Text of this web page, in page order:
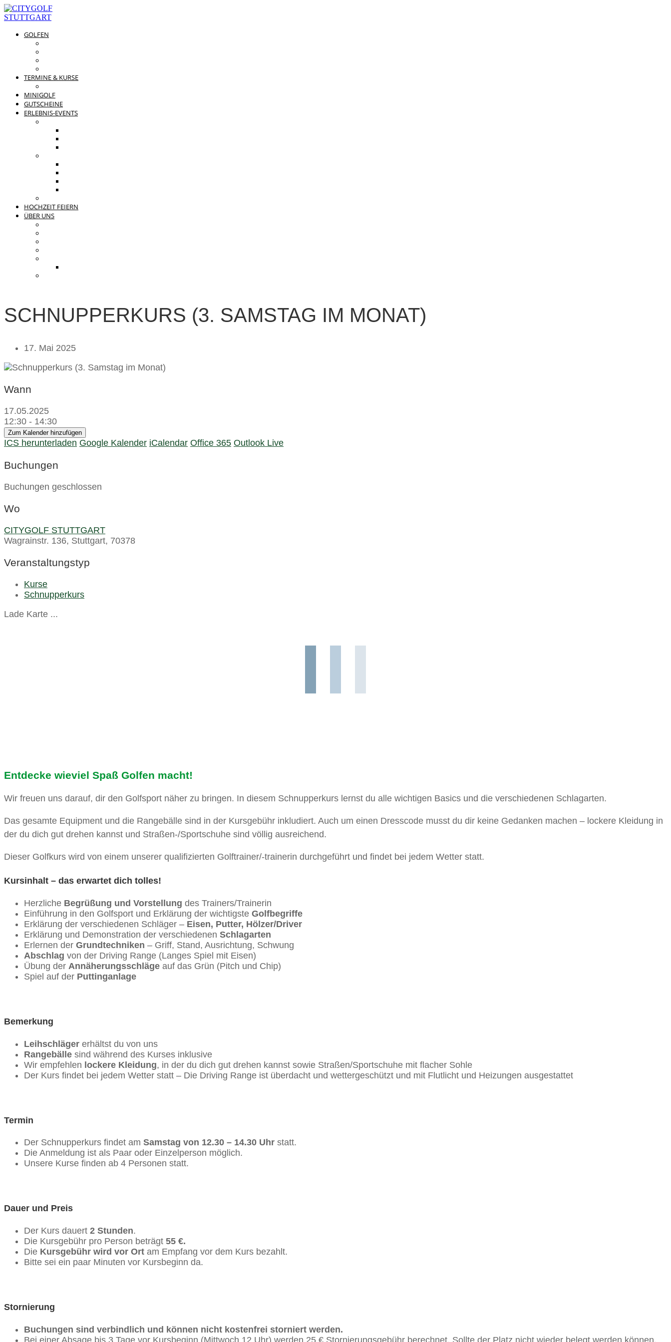
GOLFEN
TERMINE & KURSE
MINIGOLF
GUTSCHEINE
ERLEBNIS-EVENTS
HOCHZEIT FEIERN
ÜBER UNS
SCHNUPPERKURS (3. SAMSTAG IM MONAT)
17. Mai 2025
Wann
17.05.2025
12:30 - 14:30
Zum Kalender hinzufügen
ICS herunterladen Google Kalender iCalendar Office 365 Outlook Live
Buchungen
Buchungen geschlossen
Wo
CITYGOLF STUTTGART
Wagrainstr. 136, Stuttgart, 70378
Veranstaltungstyp
Kurse
Schnupperkurs
Lade Karte ...
Entdecke wieviel Spaß Golfen macht!
Wir freuen uns darauf, dir den Golfsport näher zu bringen. In diesem Schnupperkurs lernst du alle wichtigen Basics und die verschiedenen Schlagarten.
Das gesamte Equipment und die Rangebälle sind in der Kursgebühr inkludiert. Auch um einen Dresscode musst du dir keine Gedanken machen – lockere Kleidung in
der du dich gut drehen kannst und Straßen-/Sportschuhe sind völlig ausreichend.
Dieser Golfkurs wird von einem unserer qualifizierten Golftrainer/-trainerin durchgeführt und findet bei jedem Wetter statt.
Kursinhalt – das erwartet dich tolles!
Herzliche Begrüßung und Vorstellung des Trainers/Trainerin
Einführung in den Golfsport und Erklärung der wichtigste Golfbegriffe
Erklärung der verschiedenen Schläger – Eisen, Putter, Hölzer/Driver
Erklärung und Demonstration der verschiedenen Schlagarten
Erlernen der Grundtechniken – Griff, Stand, Ausrichtung, Schwung
Abschlag von der Driving Range (Langes Spiel mit Eisen)
Übung der Annäherungsschläge auf das Grün (Pitch und Chip)
Spiel auf der Puttinganlage
Bemerkung
Leihschläger erhältst du von uns
Rangebälle sind während des Kurses inklusive
Wir empfehlen lockere Kleidung, in der du dich gut drehen kannst sowie Straßen/Sportschuhe mit flacher Sohle
Der Kurs findet bei jedem Wetter statt – Die Driving Range ist überdacht und wettergeschützt und mit Flutlicht und Heizungen ausgestattet
Termin
Der Schnupperkurs findet am Samstag von 12.30 – 14.30 Uhr statt.
Die Anmeldung ist als Paar oder Einzelperson möglich.
Unsere Kurse finden ab 4 Personen statt.
Dauer und Preis
Der Kurs dauert 2 Stunden.
Die Kursgebühr pro Person beträgt 55 €.
Die Kursgebühr wird vor Ort am Empfang vor dem Kurs bezahlt.
Bitte sei ein paar Minuten vor Kursbeginn da.
Stornierung
Buchungen sind verbindlich und können nicht kostenfrei storniert werden.